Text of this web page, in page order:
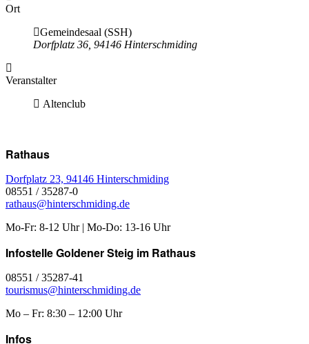
Ort
Gemeindesaal (SSH)
Dorfplatz 36, 94146 Hinterschmiding
Veranstalter
Altenclub
Rathaus
Dorfplatz 23, 94146 Hinterschmiding
08551 / 35287-0
rathaus@hinterschmiding.de
Mo-Fr: 8-12 Uhr | Mo-Do: 13-16 Uhr
Infostelle Goldener Steig im Rathaus
08551 / 35287-41
tourismus@hinterschmiding.de
Mo – Fr: 8:30 – 12:00 Uhr
Infos